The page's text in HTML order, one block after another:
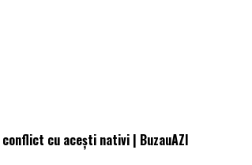
cu acești nativi | BuzauAZI